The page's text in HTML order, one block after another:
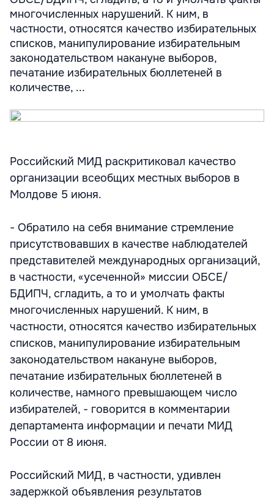
многочисленных нарушений. К ним, в
частности, относятся качество избирательных
списков, манипулирование избирательным
законодательством накануне выборов,
печатание избирательных бюллетеней в
количестве, ...
Российский МИД раскритиковал качество
организации всеобщих местных выборов в
Молдове 5 июня.
- Обратило на себя внимание стремление
присутствовавших в качестве наблюдателей
представителей международных организаций,
в частности, «усеченной» миссии ОБСЕ/
БДИПЧ, сгладить, а то и умолчать факты
многочисленных нарушений. К ним, в
частности, относятся качество избирательных
списков, манипулирование избирательным
законодательством накануне выборов,
печатание избирательных бюллетеней в
количестве, намного превышающем число
избирателей, - говорится в комментарии
департамента информации и печати МИД
России от 8 июня.
Российский МИД, в частности, удивлен
задержкой объявления результатов